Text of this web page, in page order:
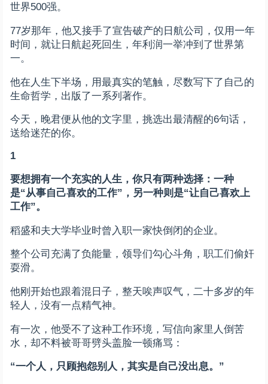
世界500强。
77岁那年，他又接手了宣告破产的日航公司，仅用一年
时间，就让日航起死回生，年利润一举冲到了世界第
一。
他在人生下半场，用最真实的笔触，尽数写下了自己的
生命哲学，出版了一系列著作。
今天，晚君便从他的文字里，挑选出最清醒的6句话，
送给迷茫的你。
1
要想拥有一个充实的人生，你只有两种选择：一种
是“从事自己喜欢的工作”，另一种则是“让自己喜欢上
工作”。
稻盛和夫大学毕业时曾入职一家快倒闭的企业。
整个公司充满了负能量，领导们勾心斗角，职工们偷奸
耍滑。
他刚开始也跟着混日子，整天唉声叹气，二十多岁的年
轻人，没有一点精气神。
有一次，他受不了这种工作环境，写信向家里人倒苦
水，却不料被哥哥劈头盖脸一顿痛骂：
“一个人，只顾抱怨别人，其实是自己没出息。”